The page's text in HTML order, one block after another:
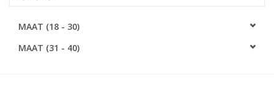
SOFTSOLES
MAAT (18 - 30)
MAAT (31 - 40)